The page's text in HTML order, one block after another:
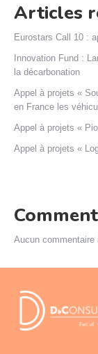
Articles
Eurostars Call 10 :
Innovation Fund :
la décarbonation
Appel à projets «
en France les
Appel à projets «
Appel à projets «
Aucun commentaire